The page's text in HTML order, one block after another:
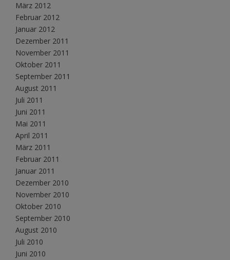
März 2012
Februar 2012
Januar 2012
Dezember 2011
November 2011
Oktober 2011
September 2011
August 2011
Juli 2011
Juni 2011
Mai 2011
April 2011
März 2011
Februar 2011
Januar 2011
Dezember 2010
November 2010
Oktober 2010
September 2010
August 2010
Juli 2010
Juni 2010